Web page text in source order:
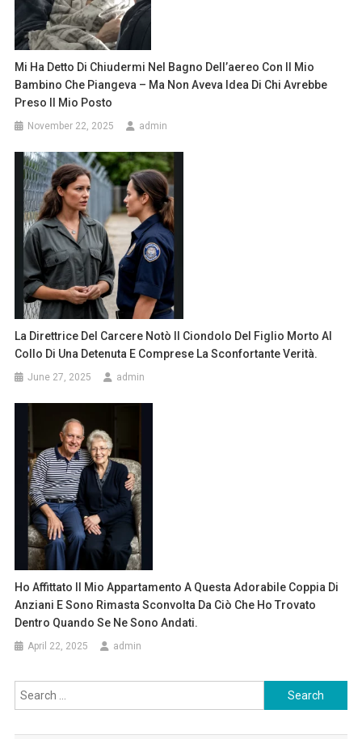
Mi Ha Detto Di Chiudermi Nel Bagno Dell’aereo Con Il Mio
Bambino Che Piangeva – Ma Non Aveva Idea Di Chi Avrebbe
Preso Il Mio Posto
November 22, 2025 admin
La Direttrice Del Carcere Notò Il Ciondolo Del Figlio Morto Al
Collo Di Una Detenuta E Comprese La Sconfortante Verità.
June 27, 2025 admin
Ho Affittato Il Mio Appartamento A Questa Adorabile Coppia Di
Anziani E Sono Rimasta Sconvolta Da Ciò Che Ho Trovato
Dentro Quando Se Ne Sono Andati.
April 22, 2025 admin
Search
for: